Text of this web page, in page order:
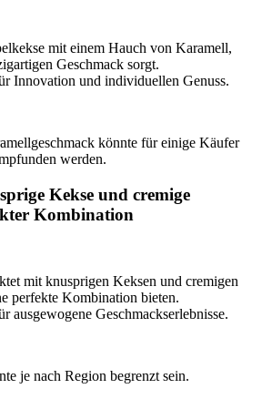
mit einem Hauch von Karamell,
Geschmack sorgt.
Innovation und individuellen Genuss.
könnte für einige Käufer
werden.
Kekse und cremige
Kombination
mit knusprigen Keksen und cremigen
perfekte Kombination bieten.
ausgewogene Geschmackserlebnisse.
je nach Region begrenzt sein.